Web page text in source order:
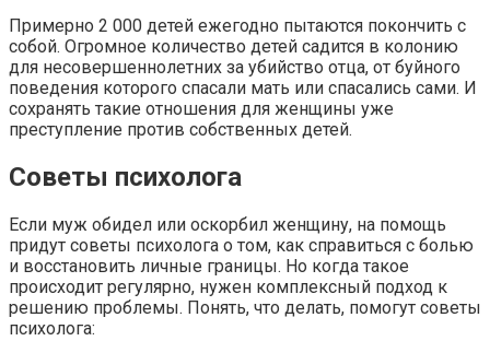
Примерно 2 000 детей ежегодно пытаются покончить с
собой. Огромное количество детей садится в колонию
для несовершеннолетних за убийство отца, от буйного
поведения которого спасали мать или спасались сами. И
сохранять такие отношения для женщины уже
преступление против собственных детей.
Советы психолога
Если муж обидел или оскорбил женщину, на помощь
придут советы психолога о том, как справиться с болью
и восстановить личные границы. Но когда такое
происходит регулярно, нужен комплексный подход к
решению проблемы. Понять, что делать, помогут советы
психолога: